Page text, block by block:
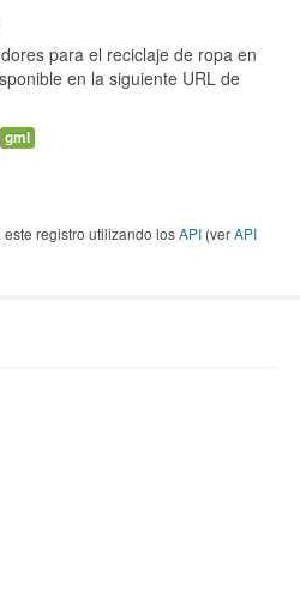
para el reciclaje de ropa en
en la siguiente URL de
gml
registro utilizando losAPI (verAPI